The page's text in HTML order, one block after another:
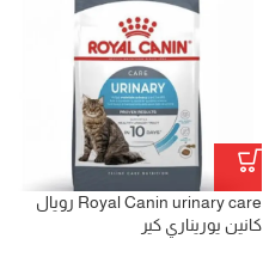
Royal Canin urinary care رويال
كانين يوريناري كير